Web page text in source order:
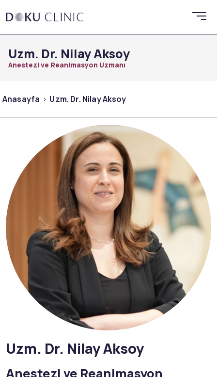
Uzm. Dr. Nilay Aksoy
Anestezi ve Reanimasyon Uzmanı
Anasayfa Uzm. Dr. Nilay Aksoy
Uzm. Dr. Nilay Aksoy
Anestezi ve Reanimasyon